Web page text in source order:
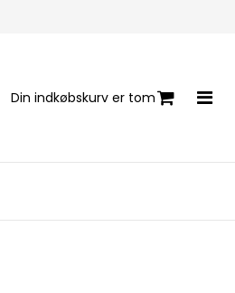
Din indkøbskurv er tom